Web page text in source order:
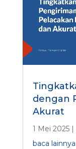
dengan
Akurat
1 Mei 2025|
baca lainnya